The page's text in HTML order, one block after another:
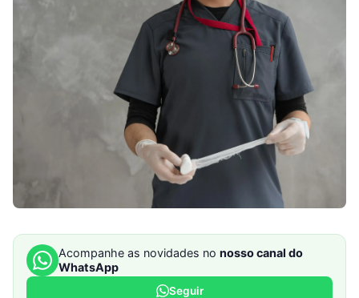
Acompanhe as novidades no nosso canal do
WhatsApp
Seguir